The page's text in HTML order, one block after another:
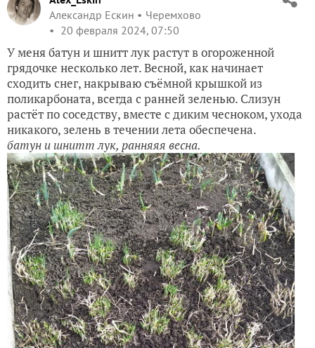
Александр Ескин
Черемхово
20 февраля 2024, 07:50
У меня батун и шнитт лук растут в огороженной
грядочке несколько лет. Весной, как начинает
сходить снег, накрываю съёмной крышкой из
поликарбоната, всегда с ранней зеленью. Слизун
растёт по соседству, вместе с диким чесноком, ухода
никакого, зелень в течении лета обеспечена.
батун и шнитт лук, ранняяя весна.